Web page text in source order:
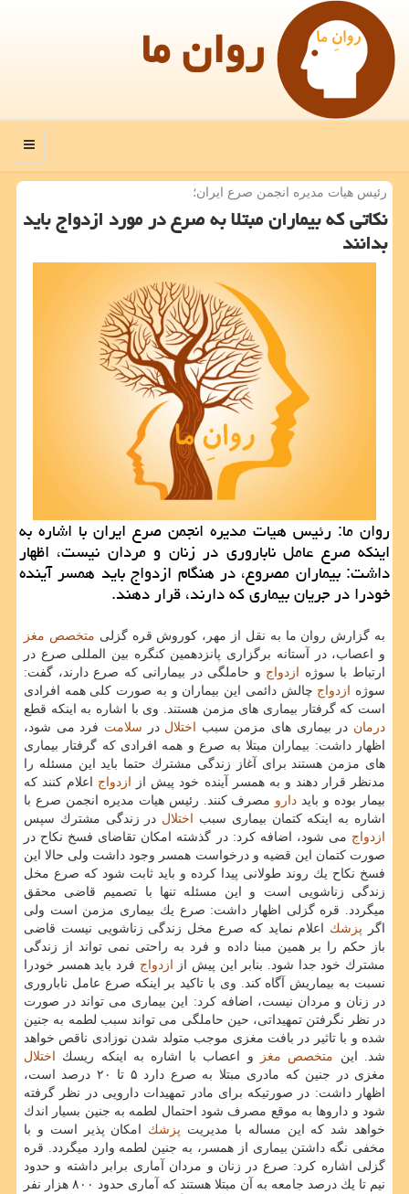
روان ما
منو
رئیس هیات مدیره انجمن صرع ایران؛
نكاتی كه بیماران مبتلا به صرع در مورد ازدواج باید
بدانند
روان ما: رئیس هیات مدیره انجمن صرع ایران با اشاره به
اینكه صرع عامل ناباروری در زنان و مردان نیست، اظهار
داشت: بیماران مصروع، در هنگام ازدواج باید همسر آینده
خودرا در جریان بیماری كه دارند، قرار دهند.
به گزارش روان ما به نقل از مهر، كوروش قره گزلی متخصص مغز
و اعصاب، در آستانه برگزاری پانزدهمین كنگره بین المللی صرع در
ارتباط با سوژه
ازدواج و حاملگی در بیمارانی كه صرع دارند، گفت:
سوژه
ازدواج چالش دائمی این بیماران و به صورت كلی همه افرادی
است كه گرفتار بیماری های مزمن هستند. وی با اشاره به اینكه قطع
درمان در بیماری های مزمن سبب اختلال در سلامت فرد می شود،
اظهار داشت: بیماران مبتلا به صرع و همه افرادی كه گرفتار بیماری
های مزمن هستند برای آغاز زندگی مشترك حتما باید این مسئله را
مدنظر قرار دهند و به همسر آینده خود پیش از
ازدواج اعلام كنند كه
بیمار بوده و باید دارو مصرف كنند. رئیس هیات مدیره انجمن صرع با
اشاره به اینكه كتمان بیماری سبب
اختلال در زندگی مشترك سپس
ازدواج می شود، اضافه كرد: در گذشته امكان تقاضای فسخ نكاح در
صورت كتمان این قضیه و درخواست همسر وجود داشت ولی حالا این
فسخ نكاح یك روند طولانی پیدا كرده و باید ثابت شود كه صرع مخل
زندگی زناشویی است و این مسئله تنها با تصمیم قاضی محقق
میگردد. قره گزلی اظهار داشت: صرع یك بیماری مزمن است ولی
اگر پزشك اعلام نماید كه صرع مخل زندگی زناشویی نیست قاضی
باز حكم را بر همین مبنا داده و فرد به راحتی نمی تواند از زندگی
مشترك خود جدا شود. بنابر این پیش از
ازدواج فرد باید همسر خودرا
نسبت به بیماریش آگاه كند. وی با تاكید بر اینكه صرع عامل ناباروری
در زنان و مردان نیست، اضافه كرد: این بیماری می تواند در صورت
در نظر نگرفتن تمهیداتی، حین حاملگی می تواند سبب لطمه به جنین
شده و با تاثیر در بافت مغزی موجب متولد شدن نوزادی ناقص خواهد
شد. این متخصص مغز و اعصاب با اشاره به اینكه ریسك
اختلال
مغزی در جنین كه مادری مبتلا به صرع دارد ۵ تا ۲۰ درصد است،
اظهار داشت: در صورتیكه برای مادر تمهیدات دارویی در نظر گرفته
شود و داروها به موقع مصرف شود احتمال لطمه به جنین بسیار اندك
خواهد شد كه این مساله با مدیریت پزشك امكان پذیر است و با
مخفی نگه داشتن بیماری از همسر، به جنین لطمه وارد میگردد. قره
گزلی اشاره كرد: صرع در زنان و مردان آماری برابر داشته و حدود
نیم تا یك درصد جامعه به آن مبتلا هستند كه آماری حدود ۸۰۰ هزار نفر